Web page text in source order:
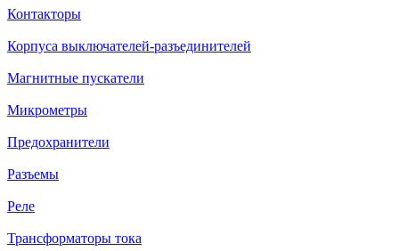
Контакторы
Корпуса выключателей-разъединителей
Магнитные пускатели
Микрометры
Предохранители
Разъемы
Реле
Трансформаторы тока